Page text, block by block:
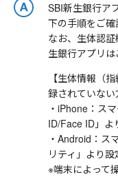
SBI新生銀行ア
下の手順をご確
なお、生体認
生銀行アプリは
【生体情報（
録されていない
・iPhone：ス
ID/Face ID」よ
・Android：ス
リティ」より設
※端末によって